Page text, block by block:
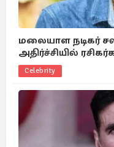
மலையாள நடிகர்
அதிர்ச்சியில்
Celebrity